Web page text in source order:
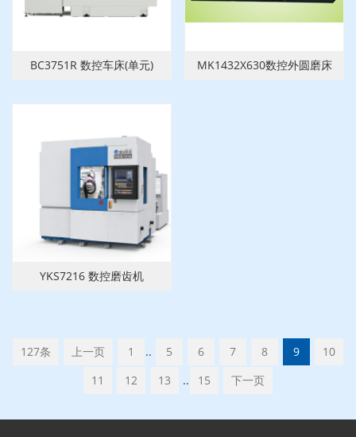
BC3751R 数控车床(单元) MK1432X630数控外圆磨床
YKS7216 数控磨齿机
127条 上一页 1 .. 5 6 7 8 9
10
11
12 13 .. 15 下一页